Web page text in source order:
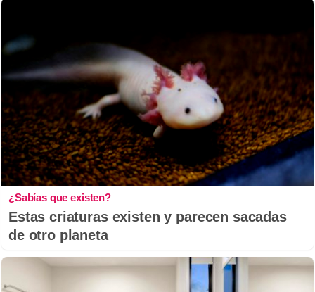
¿Sabías que existen?
Estas criaturas existen y parecen sacadas
de otro planeta